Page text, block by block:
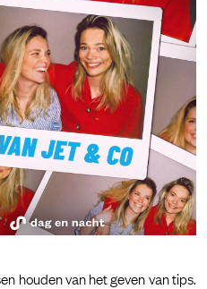
houden van het geven van tips.